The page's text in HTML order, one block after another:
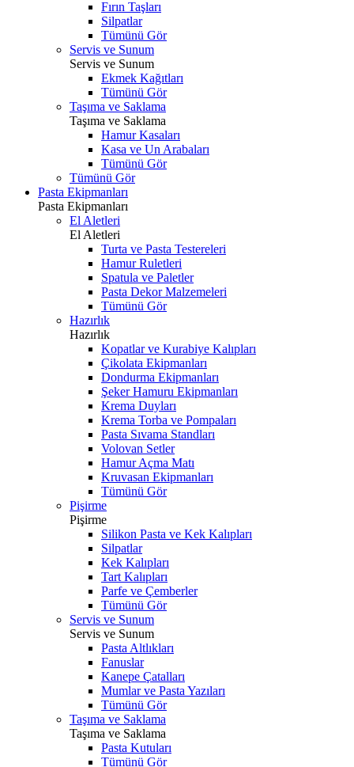
Fırın Taşları
Silpatlar
Tümünü Gör
Servis ve Sunum
Servis ve Sunum
Ekmek Kağıtları
Tümünü Gör
Taşıma ve Saklama
Taşıma ve Saklama
Hamur Kasaları
Kasa ve Un Arabaları
Tümünü Gör
Tümünü Gör
Pasta Ekipmanları
Pasta Ekipmanları
El Aletleri
El Aletleri
Turta ve Pasta Testereleri
Hamur Ruletleri
Spatula ve Paletler
Pasta Dekor Malzemeleri
Tümünü Gör
Hazırlık
Hazırlık
Kopatlar ve Kurabiye Kalıpları
Çikolata Ekipmanları
Dondurma Ekipmanları
Şeker Hamuru Ekipmanları
Krema Duyları
Krema Torba ve Pompaları
Pasta Sıvama Standları
Volovan Setler
Hamur Açma Matı
Kruvasan Ekipmanları
Tümünü Gör
Pişirme
Pişirme
Silikon Pasta ve Kek Kalıpları
Silpatlar
Kek Kalıpları
Tart Kalıpları
Parfe ve Çemberler
Tümünü Gör
Servis ve Sunum
Servis ve Sunum
Pasta Altlıkları
Fanuslar
Kanepe Çatalları
Mumlar ve Pasta Yazıları
Tümünü Gör
Taşıma ve Saklama
Taşıma ve Saklama
Pasta Kutuları
Tümünü Gör